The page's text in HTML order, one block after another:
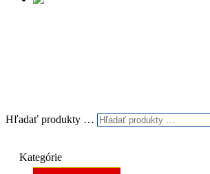
Hľadať produkty …
Kategórie